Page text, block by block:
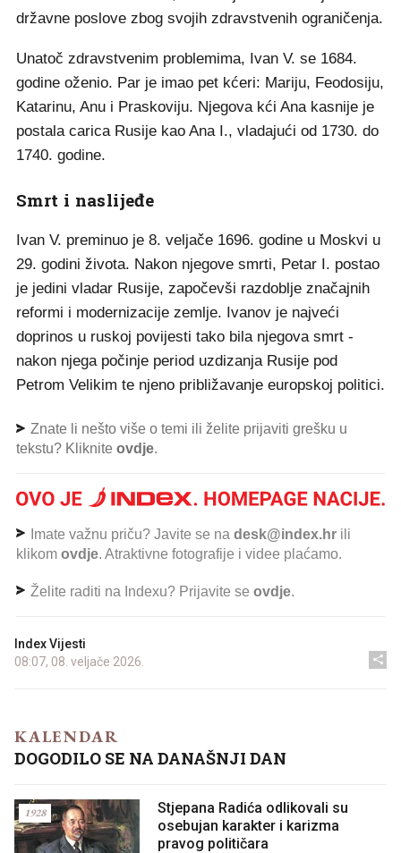
državne poslove zbog svojih zdravstvenih ograničenja.
Unatoč zdravstvenim problemima, Ivan V. se 1684.
godine oženio. Par je imao pet kćeri: Mariju, Feodosiju,
Katarinu, Anu i Praskoviju. Njegova kći Ana kasnije je
postala carica Rusije kao Ana I., vladajući od 1730. do
1740. godine.
Smrt i naslijeđe
Ivan V. preminuo je 8. veljače 1696. godine u Moskvi u
29. godini života. Nakon njegove smrti, Petar I. postao
je jedini vladar Rusije, započevši razdoblje značajnih
reformi i modernizacije zemlje. Ivanov je najveći
doprinos u ruskoj povijesti tako bila njegova smrt -
nakon njega počinje period uzdizanja Rusije pod
Petrom Velikim te njeno približavanje europskoj politici.
Znate li nešto više o temi ili želite prijaviti grešku u
tekstu? Kliknite ovdje.
Imate važnu priču? Javite se na desk@index.hr ili
klikom ovdje. Atraktivne fotografije i videe plaćamo.
Želite raditi na Indexu? Prijavite se ovdje.
Index Vijesti
08:07, 08. veljače 2026.
KALENDAR
DOGODILO SE NA DANAŠNJI DAN
Stjepana Radića odlikovali su
osebujan karakter i karizma
pravog političara
1928